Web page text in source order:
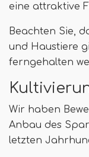
eine attraktive
Beachten Sie,
und Haustiere
ferngehalten
Wir haben
Anbau des
letzten